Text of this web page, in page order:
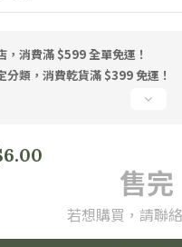
，消費滿 $599 全單免運！
分類，消費乾貨滿 $399 免運！
售完
若想購買，請聯